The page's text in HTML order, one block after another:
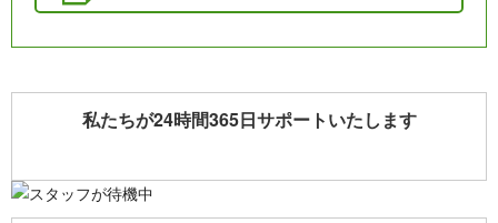
私たちが24時間365日サポートいたします